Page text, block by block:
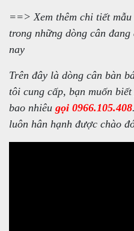
==> Xem thêm chi tiết mẫu
trong những dòng cân
nay
Trên đây là dòng cân bàn
tôi cung cấp, bạn muốn
bao nhiêu gọi 0966.105.408.
luôn hân hạnh được chào